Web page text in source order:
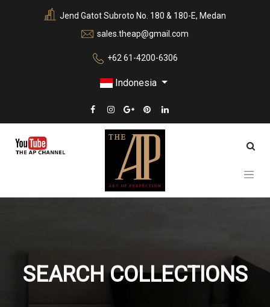
Jend Gatot Subroto No. 180 & 180-E, Medan
sales.theap@gmail.com
+62 61-4200-6306
Indonesia
SEARCH COLLECTIONS